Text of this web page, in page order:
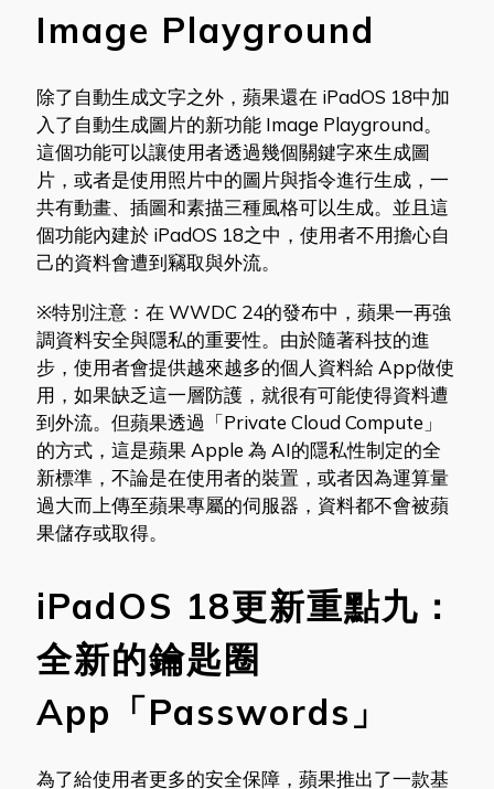
Image Playground
除了自動生成文字之外，蘋果還在 iPadOS 18中加
入了自動生成圖片的新功能 Image Playground。
這個功能可以讓使用者透過幾個關鍵字來生成圖
片，或者是使用照片中的圖片與指令進行生成，一
共有動畫、插圖和素描三種風格可以生成。並且這
個功能內建於 iPadOS 18之中，使用者不用擔心自
己的資料會遭到竊取與外流。
※特別注意：在 WWDC 24的發布中，蘋果一再強
調資料安全與隱私的重要性。由於隨著科技的進
步，使用者會提供越來越多的個人資料給 App做使
用，如果缺乏這一層防護，就很有可能使得資料遭
到外流。但蘋果透過「Private Cloud Compute」
的方式，這是蘋果 Apple 為 AI的隱私性制定的全
新標準，不論是在使用者的裝置，或者因為運算量
過大而上傳至蘋果專屬的伺服器，資料都不會被蘋
果儲存或取得。
iPadOS 18更新重點九：
全新的鑰匙圈
App「Passwords」
為了給使用者更多的安全保障，蘋果推出了一款基